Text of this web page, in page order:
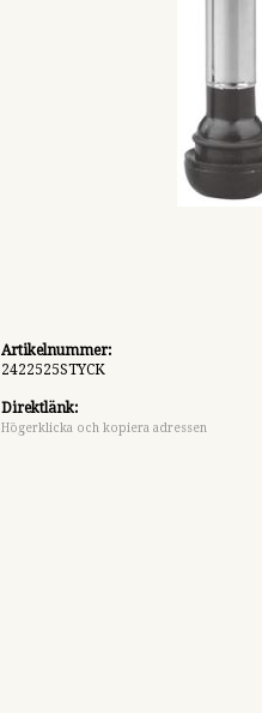
Artikelnummer:
2422525STYCK
Direktlänk:
Högerklicka och kopiera adressen